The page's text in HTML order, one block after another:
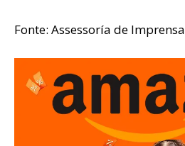
Fonte: Assessoría de Imprensa